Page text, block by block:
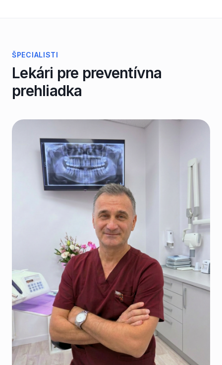
ŠPECIALISTI
Lekári pre preventívna
prehliadka